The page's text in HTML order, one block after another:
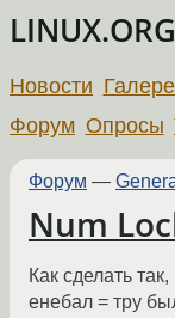
Новости
Форум Опросы
Форум —
Num
Как сделать
енебал = тру